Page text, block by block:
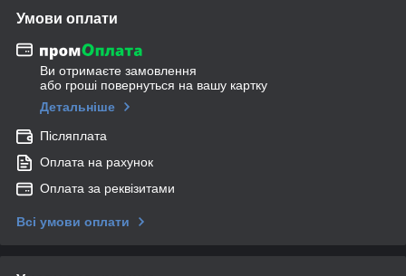
Умови оплати
Ви отримаєте замовлення
або гроші повернуться на вашу картку
Детальніше
Післяплата
Оплата на рахунок
Оплата за реквізитами
Всі умови оплати